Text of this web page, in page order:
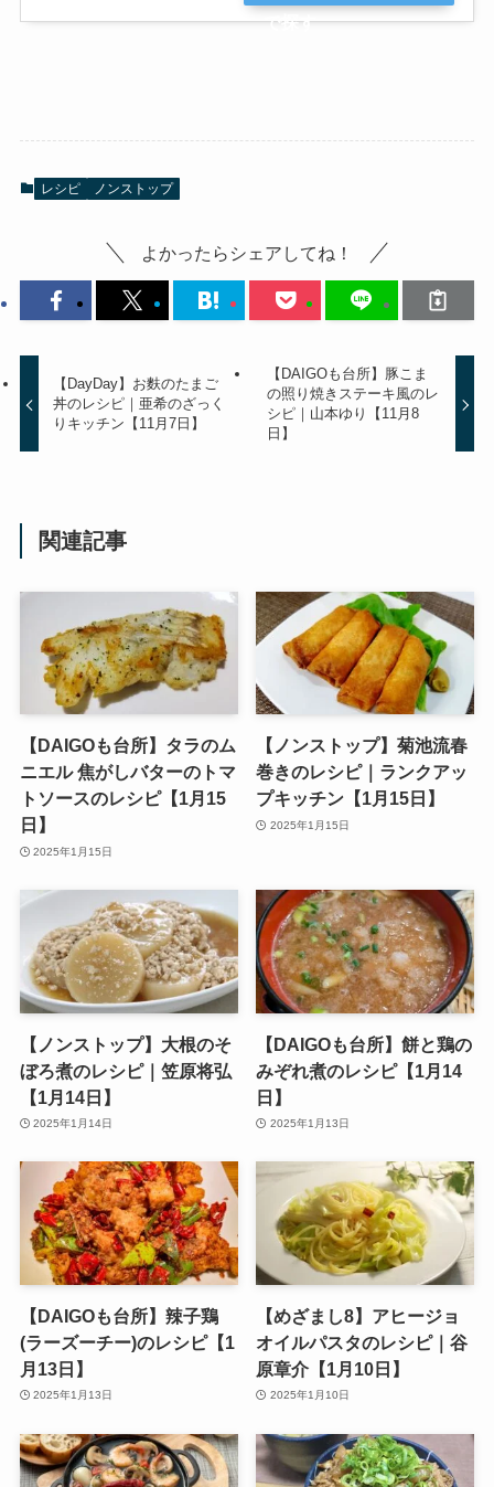
で探す
レシピ ノンストップ
よかったらシェアしてね！
【DayDay】お麩のたまご
丼のレシピ｜亜希のざっく
りキッチン【11月7日】
【DAIGOも台所】豚こま
の照り焼きステーキ風のレ
シピ｜山本ゆり【11月8
日】
関連記事
【DAIGOも台所】タラのム
ニエル 焦がしバターのトマ
トソースのレシピ【1月15
日】
2025年1月15日
【ノンストップ】菊池流春
巻きのレシピ｜ランクアッ
プキッチン【1月15日】
2025年1月15日
【ノンストップ】大根のそ
ぼろ煮のレシピ｜笠原将弘
【1月14日】
2025年1月14日
【DAIGOも台所】餅と鶏の
みぞれ煮のレシピ【1月14
日】
2025年1月13日
【DAIGOも台所】辣子鶏
(ラーズーチー)のレシピ【1
月13日】
2025年1月13日
【めざまし8】アヒージョ
オイルパスタのレシピ｜谷
原章介【1月10日】
2025年1月10日